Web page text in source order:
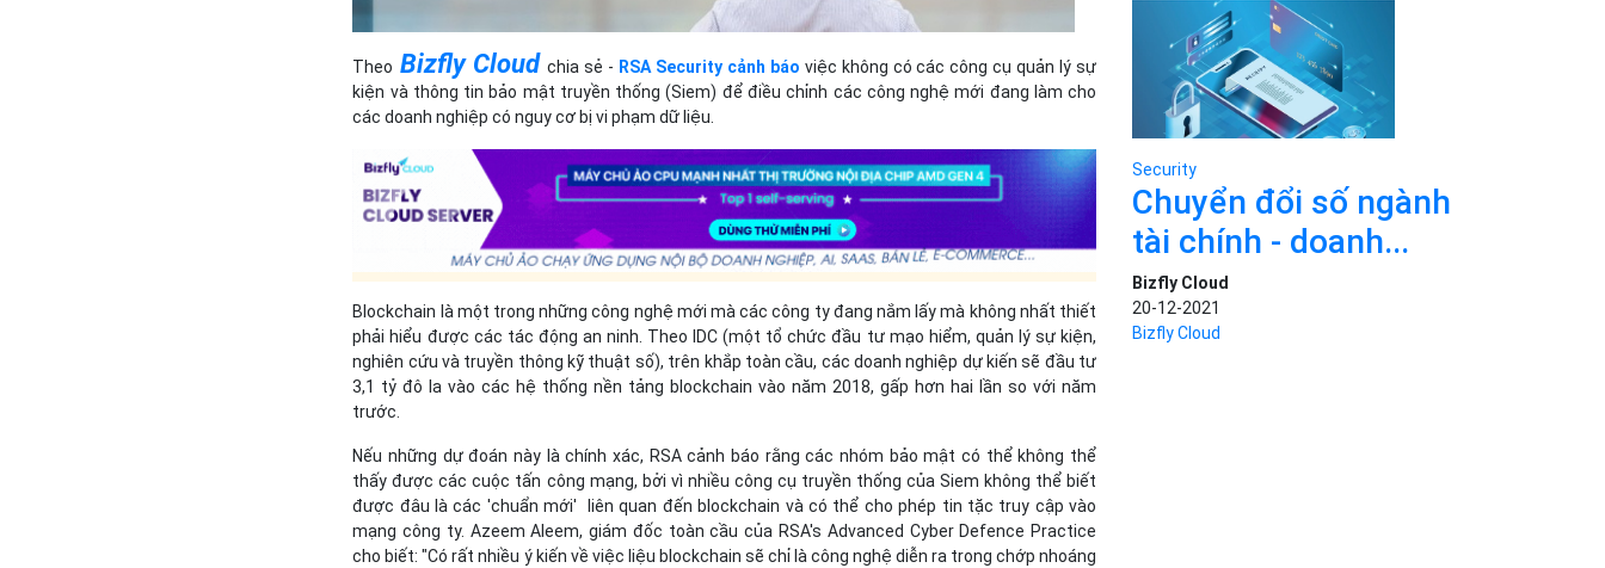
Theo Bizfly Cloudchia sẻ - RSA Security cảnh báo việc không có các công cụ quản lý sự
kiện và thông tin bảo mật truyền thống (Siem) để điều chỉnh các công nghệ mới đang làm cho
các doanh nghiệp có nguy cơ bị vi phạm dữ liệu.
Blockchain là một trong những công nghệ mới mà các công ty đang nắm lấy mà không nhất thiết
phải hiểu được các tác động an ninh. Theo IDC (một tổ chức đầu tư mạo hiểm, quản lý sự kiện,
nghiên cứu và truyền thông kỹ thuật số), trên khắp toàn cầu, các doanh nghiệp dự kiến sẽ đầu tư
3,1 tỷ đô la vào các hệ thống nền tảng blockchain vào năm 2018, gấp hơn hai lần so với năm
trước.
Nếu những dự đoán này là chính xác, RSA cảnh báo rằng các nhóm bảo mật có thể không thể
thấy được các cuộc tấn công mạng, bởi vì nhiều công cụ truyền thống của Siem không thể biết
được đâu là các 'chuẩn mới' liên quan đến blockchain và có thể cho phép tin tặc truy cập vào
mạng công ty. Azeem Aleem, giám đốc toàn cầu của RSA's Advanced Cyber Defence Practice
cho biết: "Có rất nhiều ý kiến về việc liệu blockchain sẽ chỉ là công nghệ diễn ra trong chớp nhoáng
Security
Chuyển đổi số ngành
tài chính - doanh...
Bizfly Cloud
20-12-2021
Bizfly Cloud